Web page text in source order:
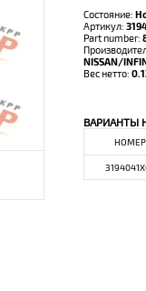
Состояние:
Артикул:
Part number:
NISSAN/
Вес нетто:
ВАРИАНТЫ
НОМЕР